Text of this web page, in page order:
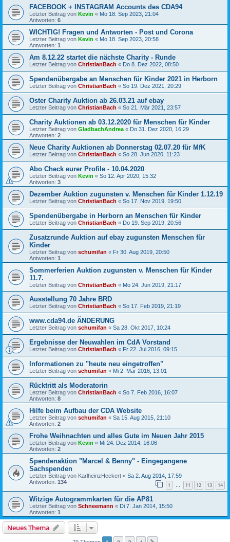
FACEBOOK + INSTAGRAM Accounts des CDA94
Letzter Beitrag von Kevin « Mo 18. Sep 2023, 21:04
Antworten: 6
WICHTIG! Fragen und Antworten - Post und Corona
Letzter Beitrag von Kevin « Mo 18. Sep 2023, 20:58
Antworten: 1
Am 8.12.22 startet die nächste Charity - Runde
Letzter Beitrag von ChristianBach « Do 8. Dez 2022, 08:50
Spendenübergabe an Menschen für Kinder 2021 in Herborn
Letzter Beitrag von ChristianBach « So 19. Dez 2021, 20:29
Oster Charity Auktion ab 26.03.21 auf ebay
Letzter Beitrag von ChristianBach « So 21. Mär 2021, 23:57
Charity Auktionen ab 03.12.2020 für Menschen für Kinder
Letzter Beitrag von GladbachAndrea « Do 31. Dez 2020, 16:29
Antworten: 2
Neue Charity Auktionen ab Donnerstag 02.07.20 für MfK
Letzter Beitrag von ChristianBach « So 28. Jun 2020, 11:23
Abo Check eurer Profile - 10.04.2020
Letzter Beitrag von Kevin « So 12. Apr 2020, 15:32
Antworten: 3
Dezember Auktion zugunsten v. Menschen für Kinder 1.12.19
Letzter Beitrag von ChristianBach « So 17. Nov 2019, 19:50
Spendenübergabe in Herborn an Menschen für Kinder
Letzter Beitrag von ChristianBach « Do 19. Sep 2019, 20:56
Zusatzrunde Auktion auf ebay zugunsten Menschen für
Kinder
Letzter Beitrag von schumifan « Fr 30. Aug 2019, 20:50
Antworten: 1
Sommerferien Auktion zugunsten v. Menschen für Kinder
11.7.
Letzter Beitrag von ChristianBach « Mo 24. Jun 2019, 21:17
Ausstellung 70 Jahre BRD
Letzter Beitrag von ChristianBach « So 17. Feb 2019, 21:19
www.cda94.de ÄNDERUNG
Letzter Beitrag von schumifan « Sa 28. Okt 2017, 10:24
Ergebnisse der Neuwahlen im CdA Vorstand
Letzter Beitrag von ChristianBach « Fr 22. Jul 2016, 09:15
Informationen zu "heute neu eingetroffen"
Letzter Beitrag von schumifan « Mi 2. Mär 2016, 13:01
Rücktritt als Moderatorin
Letzter Beitrag von ChristianBach « So 7. Feb 2016, 16:07
Antworten: 8
Hilfe beim Aufbau der CDA Website
Letzter Beitrag von schumifan « Sa 15. Aug 2015, 21:10
Antworten: 2
Frohe Weihnachten und alles Gute im Neuen Jahr 2015
Letzter Beitrag von Kevin « Mi 24. Dez 2014, 16:06
Antworten: 2
Spendenaktion "Marcel & Benny" - Eingegangene
Sachspenden
Letzter Beitrag von KarlheinzHeckert « Sa 2. Aug 2014, 17:59
Antworten: 134 1 … 11 12 13 14
Witzige Autogrammkarten für die AP81
Letzter Beitrag von Schneemann « Di 7. Jan 2014, 15:50
Antworten: 1
Neues Thema